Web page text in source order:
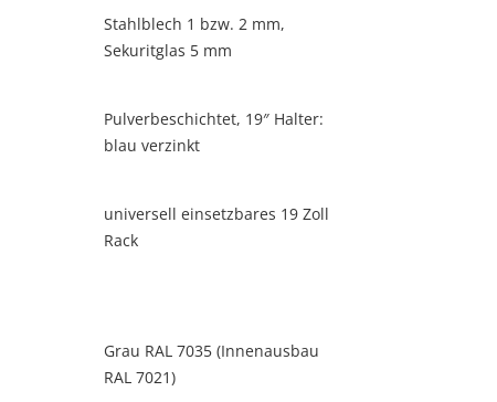
Stahlblech 1 bzw. 2 mm,
Sekuritglas 5 mm
Pulverbeschichtet, 19″ Halter:
blau verzinkt
universell einsetzbares 19 Zoll
Rack
Grau RAL 7035 (Innenausbau
RAL 7021)